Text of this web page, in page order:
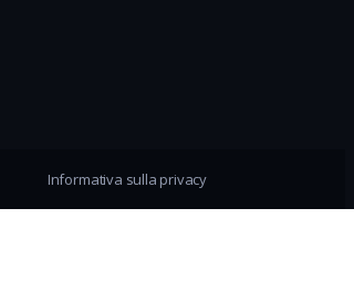
Informativa sulla privacy